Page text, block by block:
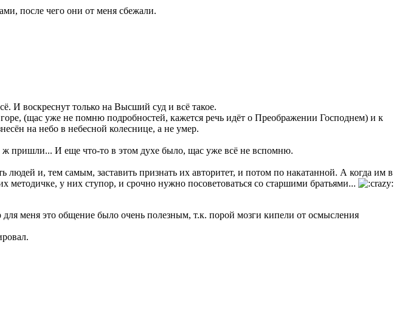
после чего они от меня сбежали.
И воскреснут только на Высший суд и всё такое.
(щас уже не помню подробностей, кажется речь идёт о Преображении Господнем) и к
на небо в небесной колеснице, а не умер.
пришли... И еще что-то в этом духе было, щас уже всё не вспомню.
людей и, тем самым, заставить признать их авторитет, и потом по накатанной. А когда им в
методичке, у них ступор, и срочно нужно посоветоваться со старшими братьями...
меня это общение было очень полезным, т.к. порой мозги кипели от осмысления